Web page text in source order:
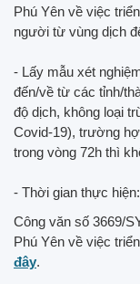
Phú Yên về việc
người từ vùng dịch
- Lấy mẫu xét
đến/về từ các tỉnh/
độ dịch, không loại
Covid-19), trường
trong vòng 72h thì
- Thời gian thực
Công văn số 3669/
Phú Yên về việc
đây.